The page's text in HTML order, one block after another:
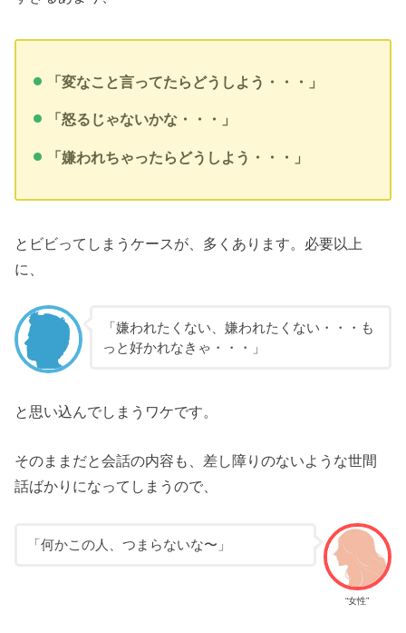
「変なこと言ってたらどうしよう・・・」
「怒るじゃないかな・・・」
「嫌われちゃったらどうしよう・・・」
とビビってしまうケースが、多くあります。必要以上
に、
「嫌われたくない、嫌われたくない・・・も
っと好かれなきゃ・・・」
と思い込んでしまうワケです。
そのままだと会話の内容も、差し障りのないような世間
話ばかりになってしまうので、
“女性”
「何かこの人、つまらないな〜」